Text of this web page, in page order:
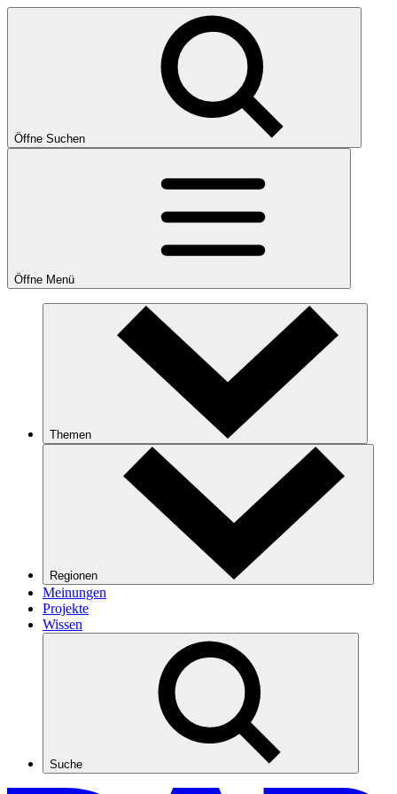
Öffne Suchen
Öffne Menü
Themen
Regionen
Meinungen
Projekte
Wissen
Suche